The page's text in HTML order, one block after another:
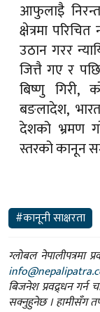
आफुलाइै
क्षेत्रमा
उठान गरर
जित्तै गए र
बिष्णु गिरी,
बङलादेश,
देशको भ्रमण
स्तरको कानून
#कानूनी साक्षरता
ग्लोबल नेपालीपत्रमा
बिजनेश प्रवद्र्धन गर्न
सक्नुहुनेछ । हामीसँग